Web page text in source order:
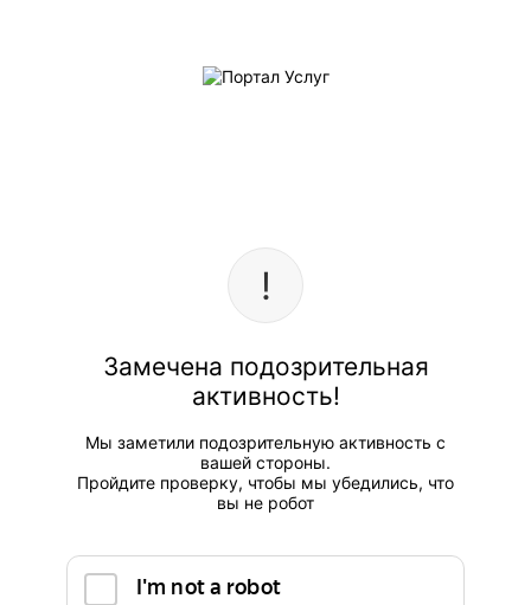
Замечена подозрительная
активность!
Мы заметили подозрительную активность с
вашей стороны.
Пройдите проверку, чтобы мы убедились, что
вы не робот